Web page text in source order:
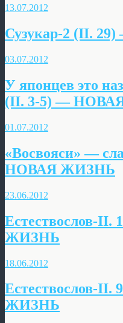
13.07.2012
Сузукар-2 (II.
03.07.2012
У японцев это
(II. 3-5) —
01.07.2012
«Восвояси» —
НОВАЯ ЖИЗНЬ
23.06.2012
Естествослов-
ЖИЗНЬ
18.06.2012
Естествослов-
ЖИЗНЬ